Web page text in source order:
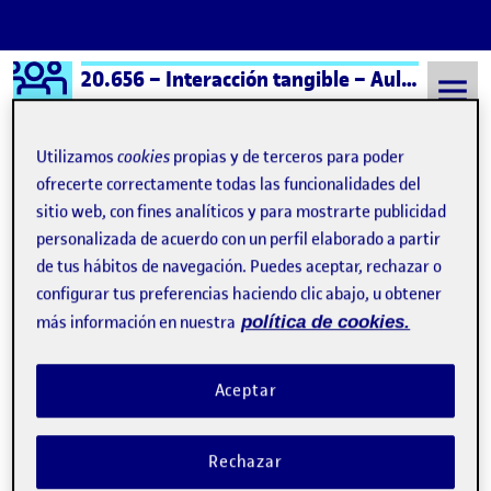
Saltar al contenido
Logo Ágora 20.656 – Interacción tangible – Aula 1
Semestre 20252 - Aula 1 27 Febrero, 2026
27 Febrero, 2026
PEC 1 – ¿Qué es la interacción tangible?
Publicado por
Ramón Pérez Martín
Fecha de publicación
-comentario
En esta entrega realizado un análisis de estos cuatro proyectos
que creo que tocan un poco de todos los aspectos que los
proyectos tangibles pueden ofrecer: – I/O Bulb / Luminous
Room – AR Sandbox – Reactable – The World of Irreversible
Utilizamoscookies propias y de terceros para poder
ofrecerte correctamente todas las funcionalidades del
sitio web, con fines analíticos y para mostrarte publicidad
personalizada de acuerdo con un perfil elaborado a partir
de tus hábitos de navegación. Puedes aceptar, rechazar o
configurar tus preferencias haciendo clic abajo, u obtener
más información en nuestra política de cookies.
Rechazar
Aceptar